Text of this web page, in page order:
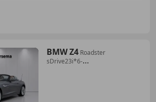
BMW Z4 Roadster
sDrive23i*6-